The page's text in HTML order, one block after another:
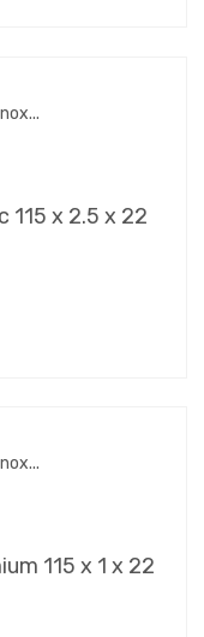
115 x 2.5 x 22
115 x 1 x 22